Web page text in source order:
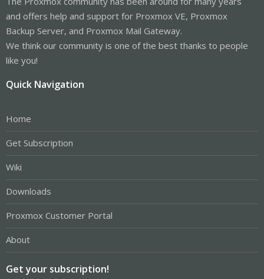
and offers help and support for Proxmox VE, Proxmox
Backup Server, and Proxmox Mail Gateway.
We think our community is one of the best thanks to people
like you!
Quick Navigation
Home
Get Subscription
Wiki
Downloads
Proxmox Customer Portal
About
Get your subscription!